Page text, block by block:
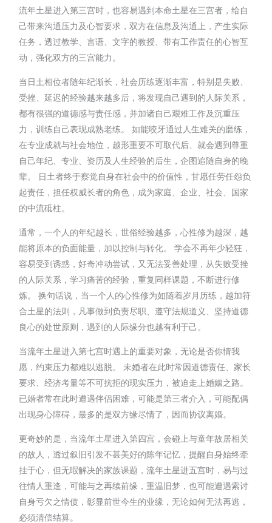
流年土星进入第三宫时，也容易遇到本命土星在三宫者，给自
己带来沟通压力及心智要求，双方在信息及沟通上，产生实际
任务，透过教学、言语、文字的教授、带有工作责任的心智互
动，强化双方的三宫能力。
当日土相位者随年纪渐长，社会历练逐渐丰富，特别是失败、
受挫、延迟的经验越来越多后，将发现自己遇到的人际关系，
都有很强的道德感与责任感，并加诸自己艰难工作及沉重压
力，训练自己表现成熟老练。 如能咬牙通过人生难关的磨练，
在专业成就与社会地位，越形重要不可取代后、就会遇到尊重
自己年纪、专业、资历及人生经验的后生，企图追随自身的晚
辈。 日土者终于察觉自身在社会中的价值性，甘愿任劳任怨负
起责任，担任权威长者的角色，成为家庭、企业、社会、国家
的中流砥柱。
通常，一个人的年纪越长，世俗经验越多，心性修为越深，越
能将原本的负面能量，加以控制与转化。 学会不再年少轻狂，
容易受到诱惑，好奇冲动尝试，又无法妥善处理，从失败受挫
的人际关系，学习痛苦的经验，重复同样课题，不断进行修
炼。 换句话说，当一个人的心性修为如随着岁月历练，越加符
合土星的法则，凡事做到负责尽职、遵守法规道义、坚持道德
良心的处世原则，遇到的人际缘分也越有利于己。
当流年土星进入第七宫时遇上的重要对象，无论是否你情我
愿，约束压力都难以逃脱。 未婚者在此时常因道德责任、家长
要求、经济考量等不可抗拒的现实压力，被迫走上婚姻之路。
已婚者常在此时遭遇伴侣困难，可能是第三者介入，可能配偶
出现身心障碍，最多的是双方缘尽情了，因而协议离婚。
更奇妙的是，当流年土星进入第四宫，会碰上与童年故居相关
的故人，透过叙旧引发不甚美好的陈年记忆，提醒自身始终牵
挂于心，但无暇解决的家族课题，流年土星进五宫时，易与过
往情人重逢，可能与之再续前缘，重温旧梦，也可能遭遇索讨
自身亏欠之情债，彰显前世今生的业缘，无论如何无法再逃，
必须清偿结算。